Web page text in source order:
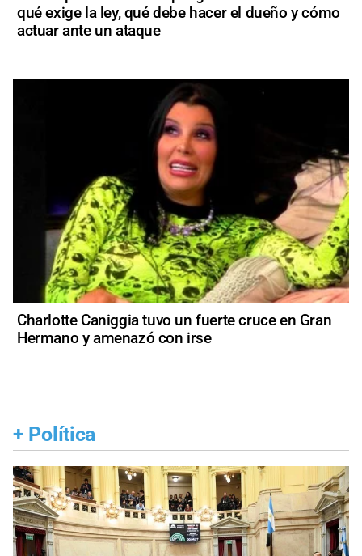
qué exige la ley, qué debe hacer el dueño y cómo
actuar ante un ataque
Charlotte Caniggia tuvo un fuerte cruce en Gran
Hermano y amenazó con irse
+ Política